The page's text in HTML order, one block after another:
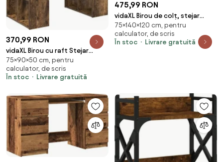
370,99 RON
vidaXL Birou cu raft Stejar
fumuriu 90 x 50 x 75 cm Lemn
compozit
75×90×50 cm, pentru
calculator, de scris
În stoc
Livrare gratuită
475,99 RON
vidaXL Birou de colț, stejar
afumat, 120x140x75 cm, lemn
prelucrat
75×140×120 cm, pentru
calculator, de scris
În stoc
Livrare gratuită